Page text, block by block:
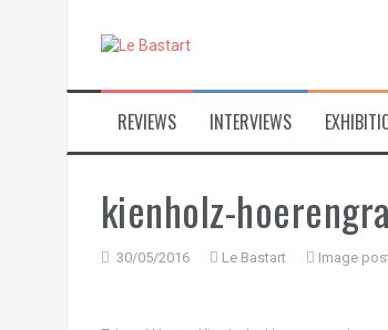
REVIEWS INTERVIEWS
kienholz-
30/05/2016 Le Bastart Image